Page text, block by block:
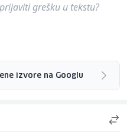
grešku u tekstu?
izvore na Googlu